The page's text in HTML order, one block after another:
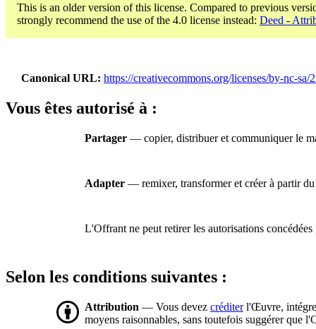
This is an older version of this license. Compared to previous
strongly recommend the use of the 4.0 license instead: Deed -
Canonical URL https://creativecommons.org/licenses/by-nc-sa/
Vous êtes autorisé à :
Partager — copier, distribuer et communiquer le
Adapter — remixer, transformer et créer à partir
L'Offrant ne peut retirer les autorisations
Selon les conditions suivantes :
Attribution — Vous devez créditerl'Œuvre,
moyens raisonnables, sans toutefois suggérer que